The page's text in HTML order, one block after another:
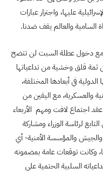
عليها، واجترار عبارات
والعالم يقف ضدنا.
ومع دخول عطلة السبت لن تتضح
ثمة قلق وخشية من تداعياتها
الدولية في أبعادها المختلفة،
والعسكرية، مع اليقين من
اجتماع لافت ومهم الأربعاء
لرئاسة الوزراء ومشاركة
والجيش والمؤسسة الأمنية- أي
بـ48 ساعة تقريبًا، وكانت توقعات عامة بمضمونه
السلبية الحتمية على